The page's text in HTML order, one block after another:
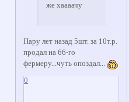
же хаааачу
Пару лет назад 5шт. за 10т.р.
продал на 66-го
фермеру...чуть опоздал...
0